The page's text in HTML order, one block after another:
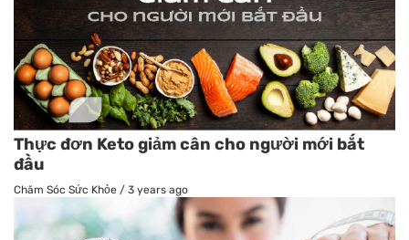
Thực đơn Keto giảm cân cho người mới bắt
đầu
Chăm Sóc Sức Khỏe / 3 years ago